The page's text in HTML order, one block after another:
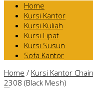
Home
Kursi Kantor
Kursi Kuliah
Kursi Lipat
Kursi Susun
Sofa Kantor
Home / Kursi Kantor
2308 (Black Mesh)